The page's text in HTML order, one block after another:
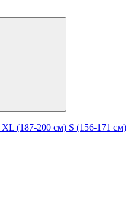
XL (187-200 см) S (156-171 см)